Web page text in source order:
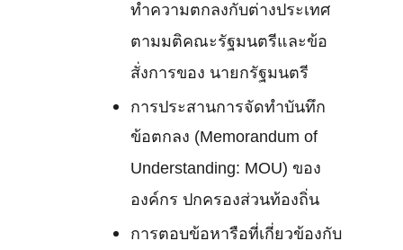
ทำความตกลงกับต่างประเทศ
ตามมติคณะรัฐมนตรีและข้อ
สั่งการของ นายกรัฐมนตรี
การประสานการจัดทำบันทึก
ข้อตกลง (Memorandum of
Understanding: MOU) ของ
องค์กร ปกครองส่วนท้องถิ่น
การตอบข้อหารือที่เกี่ยวข้องกับ